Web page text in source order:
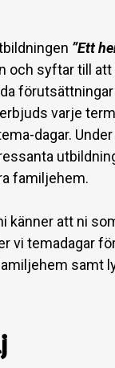
’’Ett
och syftar till att
varje
dagar.
familjehem.
känner att ni
vi temadagar
samt